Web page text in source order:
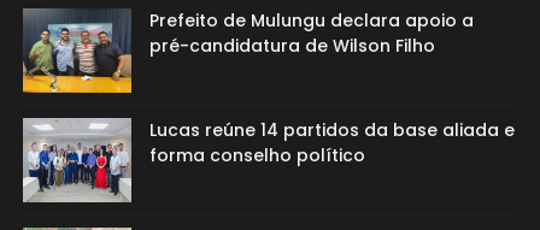
Prefeito de Mulungu declara apoio a
pré-candidatura de Wilson Filho
Lucas reúne 14 partidos da base aliada e
forma conselho político